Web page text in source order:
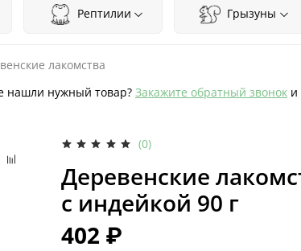
Рептилии Грызуны
лакомства
нашли нужный товар? Закажите обратный звонок и
(0)
Деревенские
с индейкой 90 г
402 ₽